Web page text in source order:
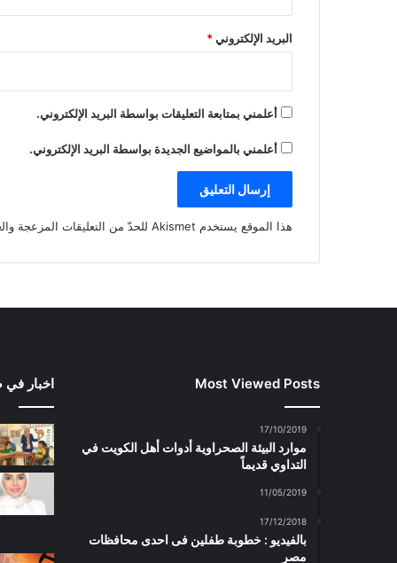
البريد الإلكتروني*
أعلمني بمتابعة التعليقات بواسطة البريد الإلكتروني.
أعلمني بالمواضيع الجديدة بواسطة البريد الإلكتروني.
هذا الموقع يستخدم Akismet للحدّ من التعليقات المزعجة والغير مرغوبة.
Most Viewed Posts
17/10/2019
موارد البيئة الصحراوية أدوات أهل الكويت في
التداوي قديماً
11/05/2019
17/12/2018
بالفيديو : خطوبة طفلين فى احدى محافظات
مصر
اخبار في